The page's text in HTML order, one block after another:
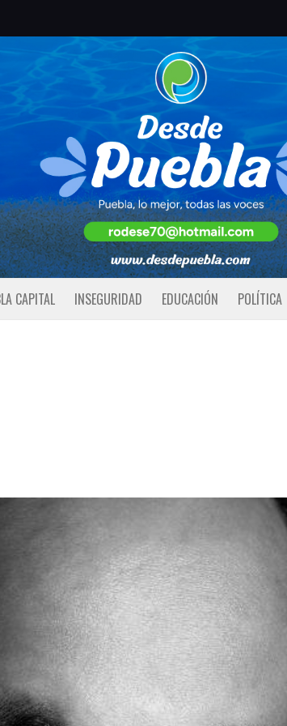
CAPITAL INSEGURIDAD EDUCACIÓN POLÍTICA